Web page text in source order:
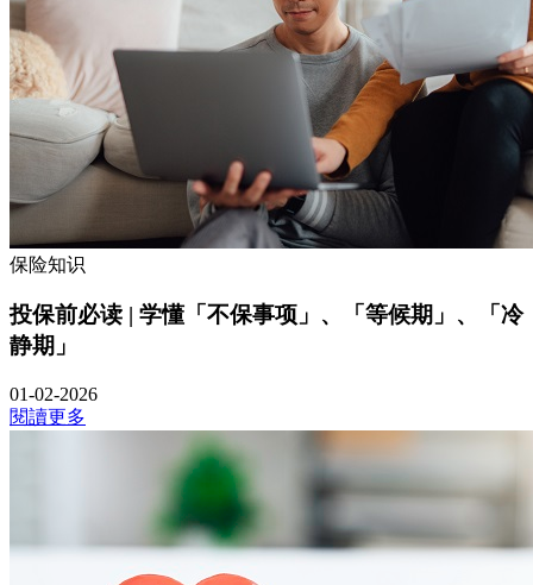
保险知识
投保前必读 | 学懂「不保事项」、「等候期」、「冷
静期」
01-02-2026
閱讀更多